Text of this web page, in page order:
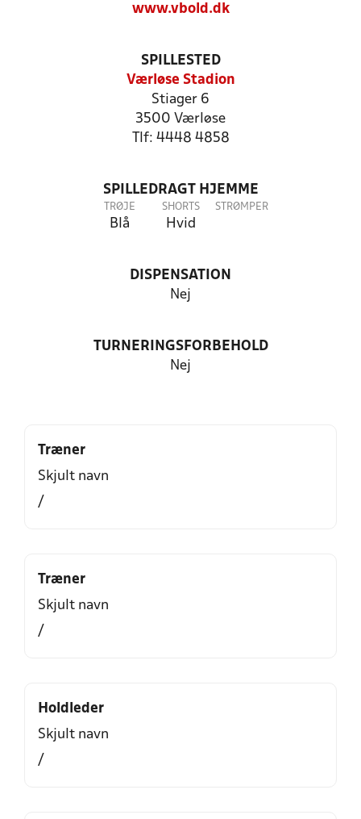
www.vbold.dk
SPILLESTED
Værløse Stadion
Stiager 6
3500 Værløse
Tlf: 4448 4858
SPILLEDRAGT HJEMME
TRØJE
Blå
SHORTS
Hvid
STRØMPER
DISPENSATION
Nej
TURNERINGSFORBEHOLD
Nej
Træner
Skjult navn
/
Træner
Skjult navn
/
Holdleder
Skjult navn
/